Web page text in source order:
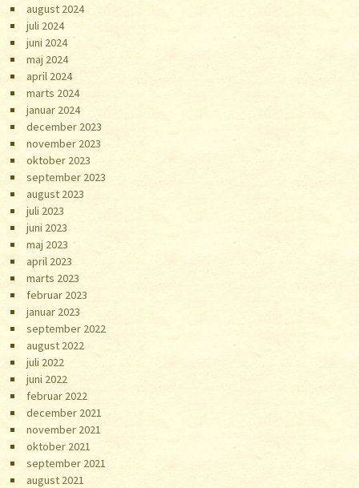
august 2024
juli 2024
juni 2024
maj 2024
april 2024
marts 2024
januar 2024
december 2023
november 2023
oktober 2023
september 2023
august 2023
juli 2023
juni 2023
maj 2023
april 2023
marts 2023
februar 2023
januar 2023
september 2022
august 2022
juli 2022
juni 2022
februar 2022
december 2021
november 2021
oktober 2021
september 2021
august 2021